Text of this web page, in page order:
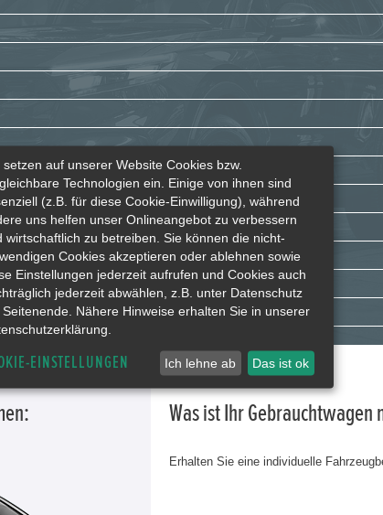
Was ist Ihr Gebrauchtwagen
Erhalten Sie eine individuelle
setzen auf unserer Website Cookies bzw.
Technologien ein. Einige von ihnen sind
(z.B. für diese Cookie-Einwilligung), während
uns helfen unser Onlineangebot zu verbessern
wirtschaftlich zu betreiben. Sie können die nicht-
Cookies akzeptieren oder ablehnen sowie
Einstellungen jederzeit aufrufen und Cookies auch
jederzeit abwählen, z.B. unter Datenschutz
Nähere Hinweise erhalten Sie in unserer
EINSTELLUNGEN Ich lehne ab Das ist ok